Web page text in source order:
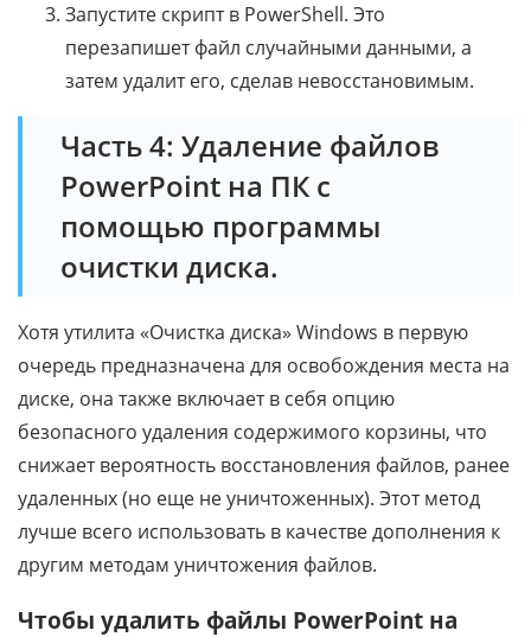
Запустите скрипт в PowerShell. Это
перезапишет файл случайными данными, а
затем удалит его, сделав невосстановимым.
Часть 4: Удаление файлов
PowerPoint на ПК с
помощью программы
очистки диска.
Хотя утилита «Очистка диска» Windows в первую
очередь предназначена для освобождения места на
диске, она также включает в себя опцию
безопасного удаления содержимого корзины, что
снижает вероятность восстановления файлов, ранее
удаленных (но еще не уничтоженных). Этот метод
лучше всего использовать в качестве дополнения к
другим методам уничтожения файлов.
Чтобы удалить файлы PowerPoint на